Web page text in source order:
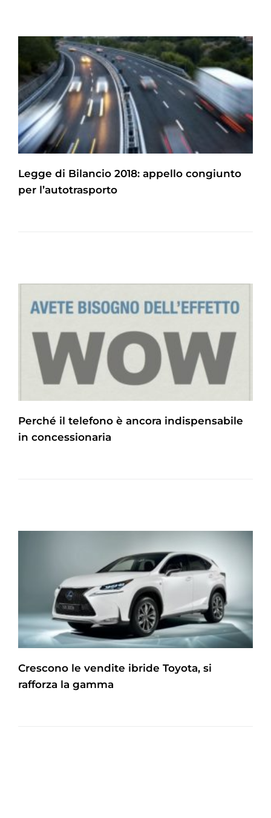
Legge di Bilancio 2018: appello congiunto
per l’autotrasporto
Perché il telefono è ancora indispensabile
in concessionaria
Crescono le vendite ibride Toyota, si
rafforza la gamma